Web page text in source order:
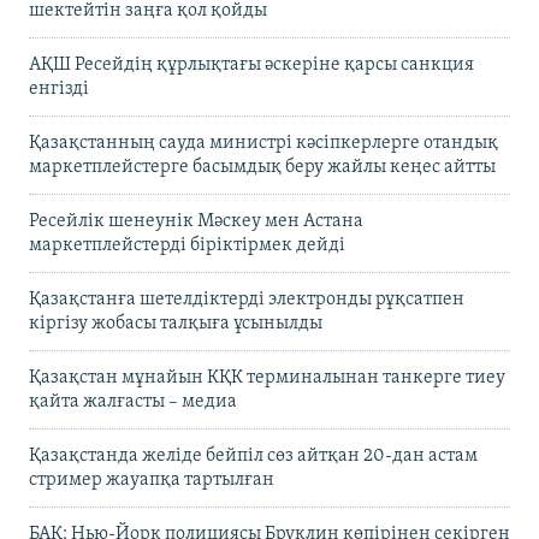
шектейтін заңға қол қойды
АҚШ Ресейдің құрлықтағы әскеріне қарсы санкция
енгізді
Қазақстанның сауда министрі кәсіпкерлерге отандық
маркетплейстерге басымдық беру жайлы кеңес айтты
Ресейлік шенеунік Мәскеу мен Астана
маркетплейстерді біріктірмек дейді
Қазақстанға шетелдіктерді электронды рұқсатпен
кіргізу жобасы талқыға ұсынылды
Қазақстан мұнайын КҚК терминалынан танкерге тиеу
қайта жалғасты – медиа
Қазақстанда желіде бейпіл сөз айтқан 20-дан астам
стример жауапқа тартылған
БАҚ: Нью-Йорк полициясы Бруклин көпірінен секірген